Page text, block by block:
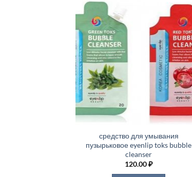
средство для умывания
пузырьковое eyenlip toks bubble
cleanser
120.00₽